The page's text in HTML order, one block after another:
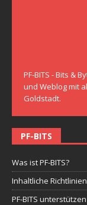
PF-BITS - Bits &
und Weblog mit
Goldstadt.
PF-BITS
Was ist PF-BITS?
Inhaltliche Richtlinien
PF-BITS unterstützen